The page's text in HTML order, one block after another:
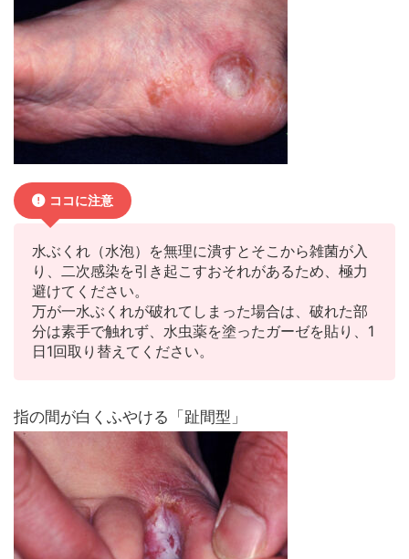
ココに注意
水ぶくれ（水泡）を無理に潰すとそこから雑菌が入
り、二次感染を引き起こすおそれがあるため、極力
避けてください。
万が一水ぶくれが破れてしまった場合は、破れた部
分は素手で触れず、水虫薬を塗ったガーゼを貼り、1
日1回取り替えてください。
指の間が白くふやける「趾間型」